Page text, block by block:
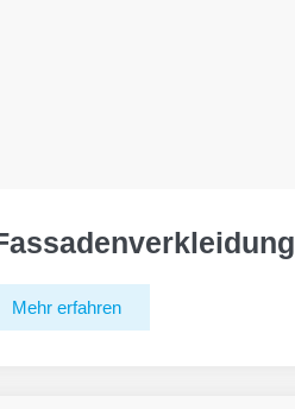
Mehr erfahren